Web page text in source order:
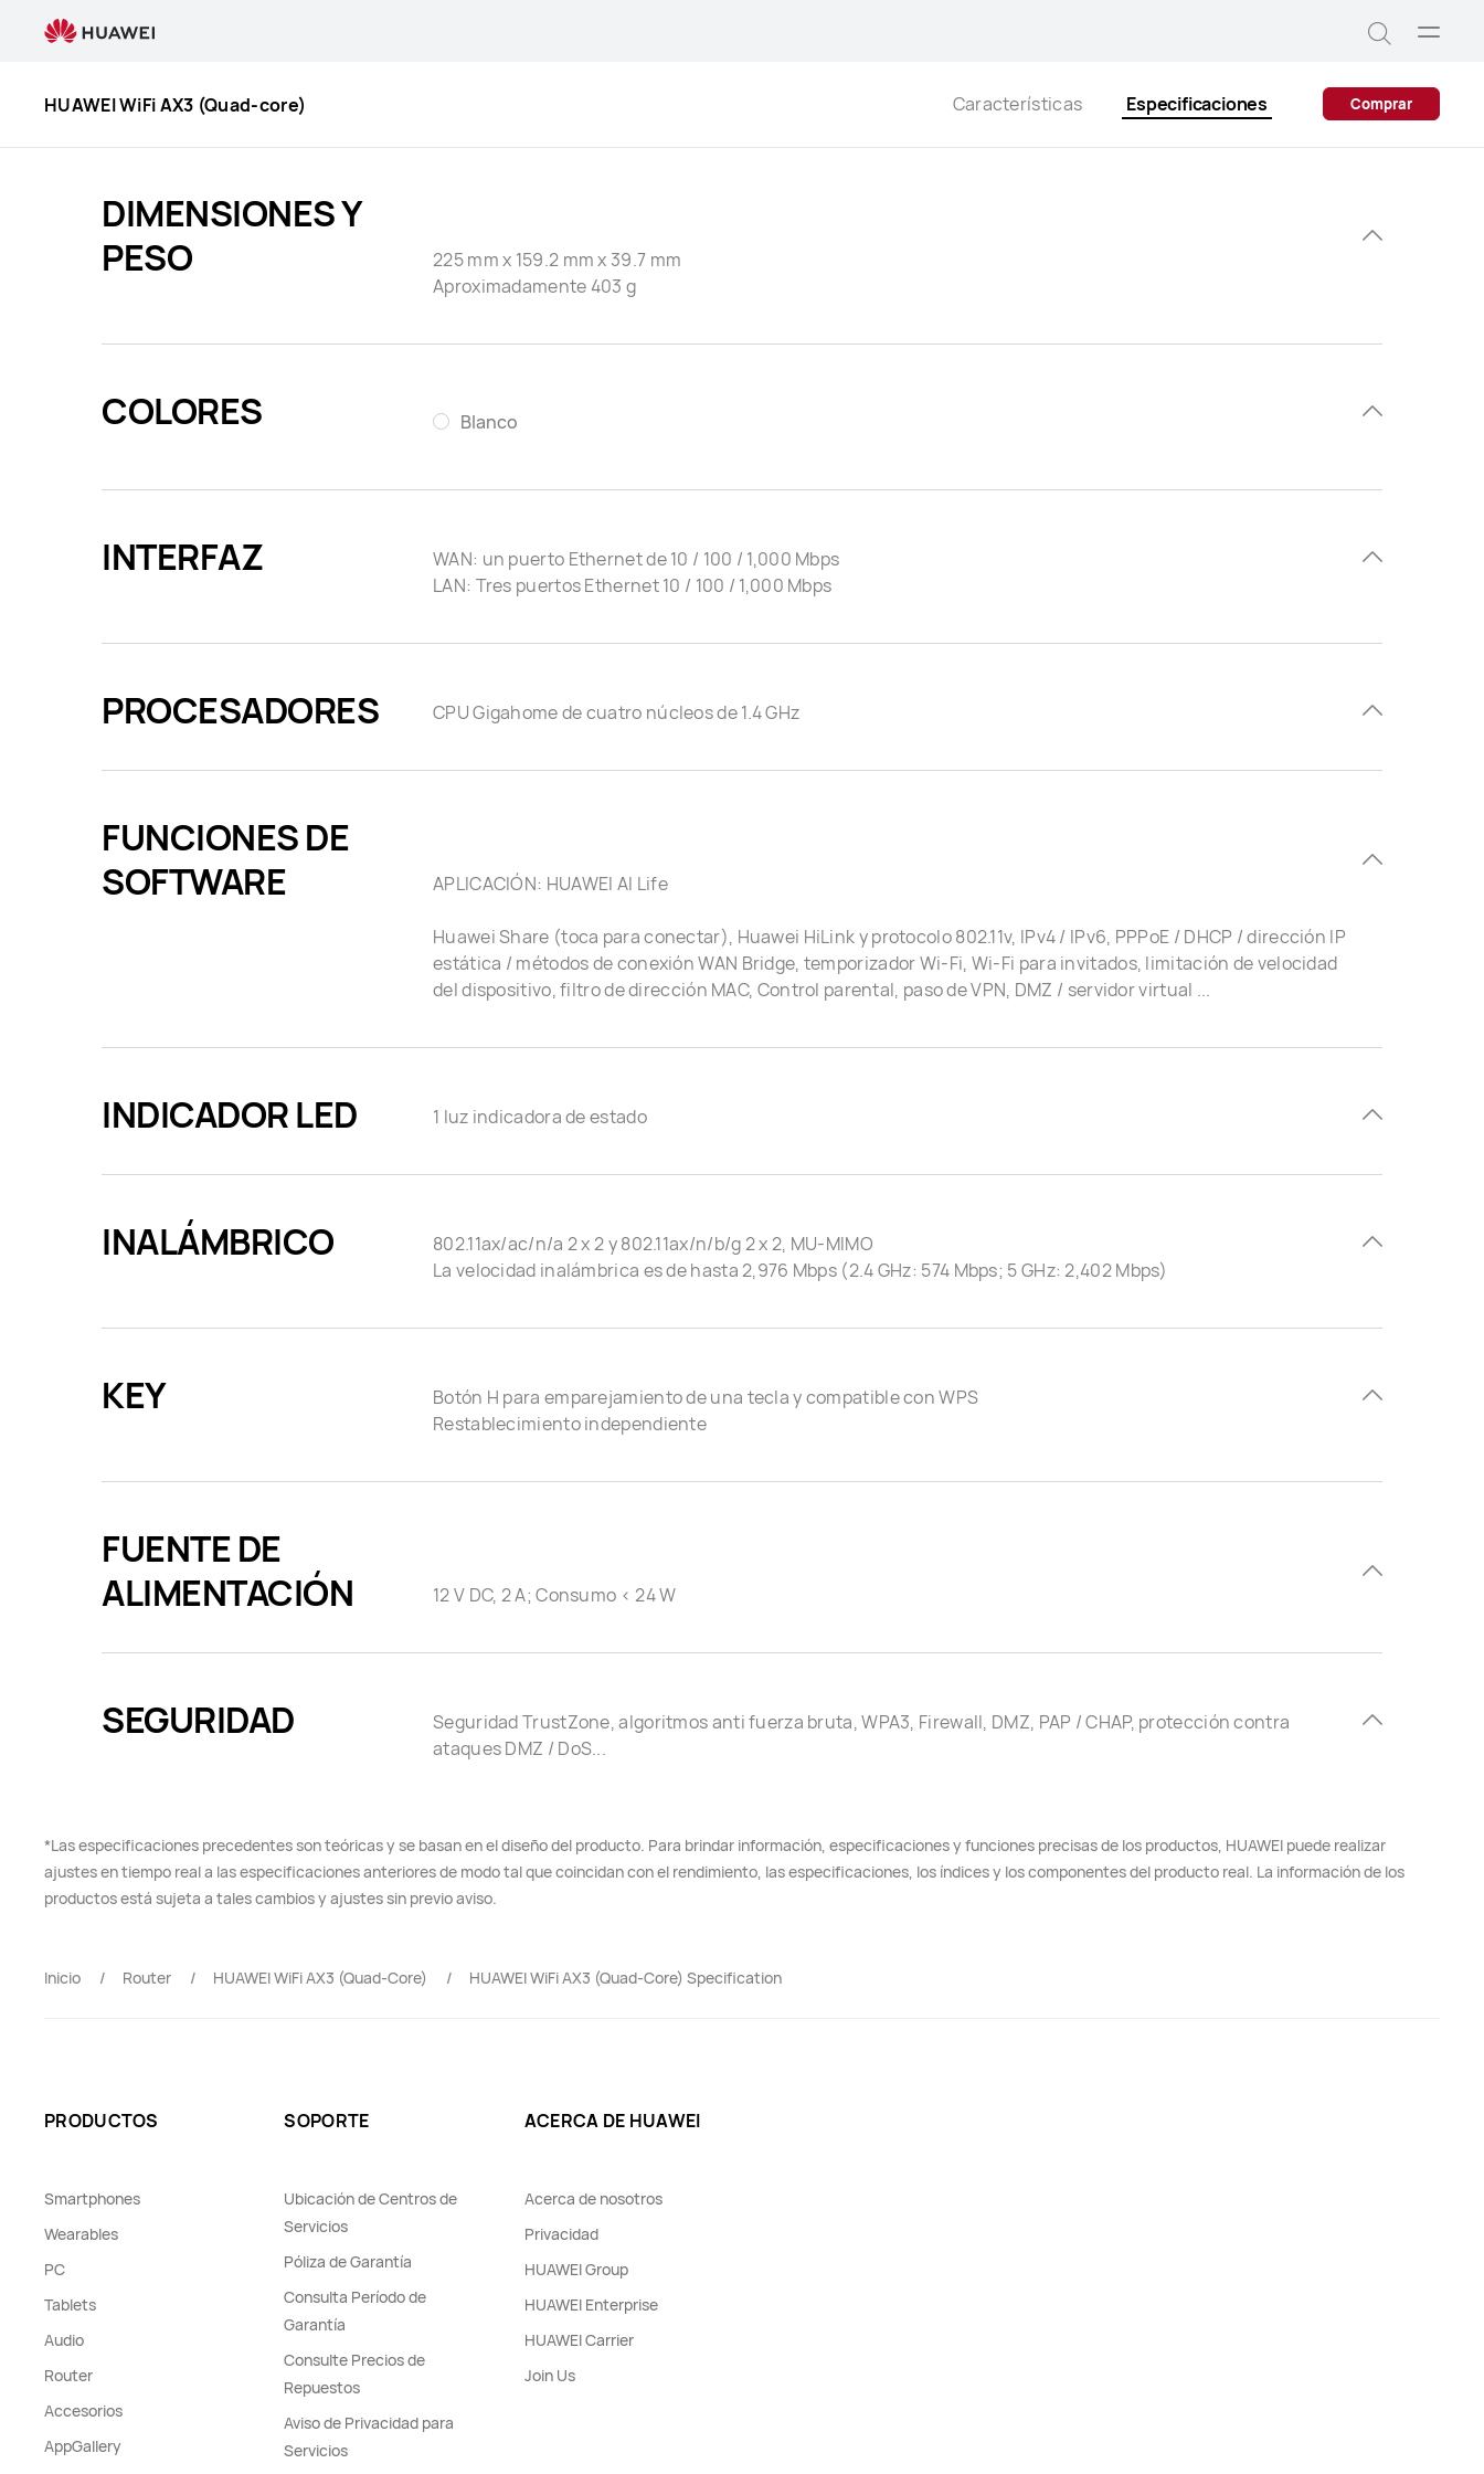
HUAWEI
(Quad-
Core)
Specification
Abrir
HUAWEI WiFi AX3 (Quad-core)
Características Especificaciones Comprar
DIMENSIONES Y
PESO
225 mm x 159.2 mm x 39.7 mm
Aproximadamente 403 g
COLORES Blanco
INTERFAZ
WAN: un puerto Ethernet de 10 / 100 / 1,000 Mbps
LAN: Tres puertos Ethernet 10 / 100 / 1,000 Mbps
PROCESADORES CPU Gigahome de cuatro núcleos de 1.4 GHz
FUNCIONES DE
SOFTWARE
APLICACIÓN: HUAWEI AI Life
Huawei Share (toca para conectar), Huawei HiLink y protocolo 802.11v, IPv4 / IPv6, PPPoE / DHCP / dirección IP
estática / métodos de conexión WAN Bridge, temporizador Wi-Fi, Wi-Fi para invitados, limitación de velocidad
del dispositivo, filtro de dirección MAC, Control parental, paso de VPN, DMZ / servidor virtual ...
INDICADOR LED 1 luz indicadora de estado
INALÁMBRICO
802.11ax/ac/n/a 2 x 2 y 802.11ax/n/b/g 2 x 2, MU-MIMO
La velocidad inalámbrica es de hasta 2,976 Mbps (2.4 GHz: 574 Mbps; 5 GHz: 2,402 Mbps)
KEY
Botón H para emparejamiento de una tecla y compatible con WPS
Restablecimiento independiente
FUENTE DE
ALIMENTACIÓN
12 V DC, 2 A; Consumo < 24 W
SEGURIDAD
Seguridad TrustZone, algoritmos anti fuerza bruta, WPA3, Firewall, DMZ, PAP / CHAP, protección contra
ataques DMZ / DoS...
*Las especificaciones precedentes son teóricas y se basan en el diseño del producto. Para brindar información, especificaciones y funciones precisas de los productos, HUAWEI puede realizar
ajustes en tiempo real a las especificaciones anteriores de modo tal que coincidan con el rendimiento, las especificaciones, los índices y los componentes del producto real. La información de los
productos está sujeta a tales cambios y ajustes sin previo aviso.
Inicio Router HUAWEI WiFi AX3 (Quad-Core) HUAWEI WiFi AX3 (Quad-Core) Specification
PRODUCTOS
Smartphones
Wearables
PC
Tablets
Audio
Router
Accesorios
AppGallery
SOPORTE
Ubicación de Centros de
Servicios
Póliza de Garantía
Consulta Período de
Garantía
Consulte Precios de
Repuestos
Aviso de Privacidad para
Servicios
ACERCA DE HUAWEI
Acerca de nosotros
Privacidad
HUAWEI Group
HUAWEI Enterprise
HUAWEI Carrier
Join Us